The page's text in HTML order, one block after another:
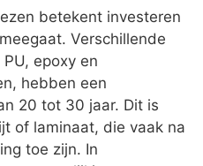
betekent investeren
Verschillende
epoxy en
hebben een
20 tot 30 jaar. Dit is
of laminaat, die vaak na
toe zijn. In